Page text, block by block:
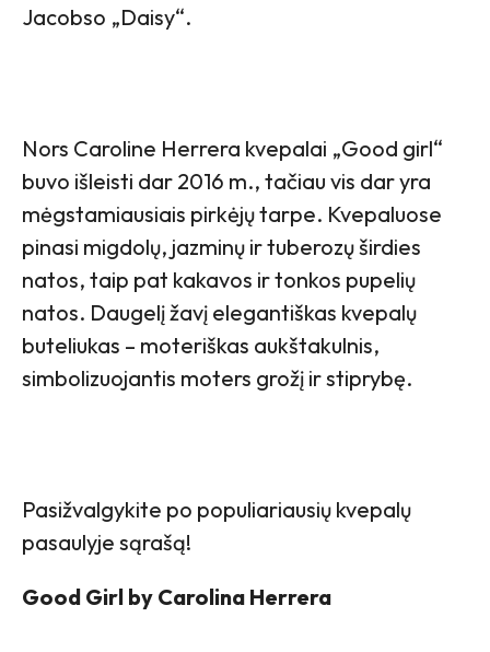
Jacobso „Daisy“.
Nors Caroline Herrera kvepalai „Good girl“
buvo išleisti dar 2016 m., tačiau vis dar yra
mėgstamiausiais pirkėjų tarpe. Kvepaluose
pinasi migdolų, jazminų ir tuberozų širdies
natos, taip pat kakavos ir tonkos pupelių
natos. Daugelį žavį elegantiškas kvepalų
buteliukas – moteriškas aukštakulnis,
simbolizuojantis moters grožį ir stiprybę.
Pasižvalgykite po populiariausių kvepalų
pasaulyje sąrašą!
Good Girl by Carolina Herrera